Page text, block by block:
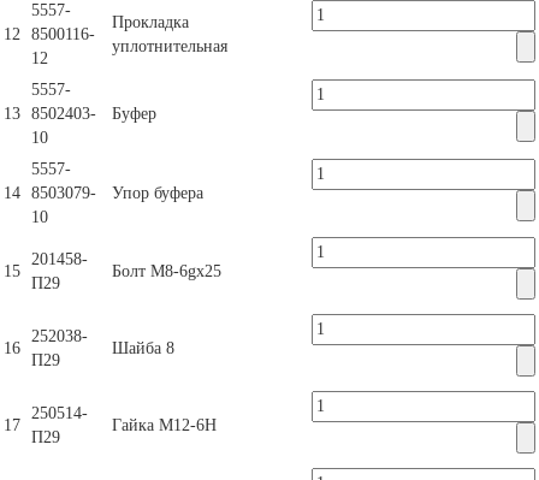
12
5557-
8500116-
12
Прокладка
уплотнительная
13
5557-
8502403-
10
Буфер
14
5557-
8503079-
10
Упор буфера
15
201458-
П29
Болт М8-6gх25
16
252038-
П29
Шайба 8
17
250514-
П29
Гайка М12-6Н